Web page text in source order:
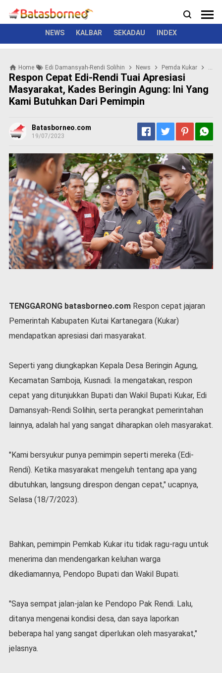
N
e
s
o
l
i
t
k
K
m
i
n
a
l
P
e
m
e
r
a
h
S
e
m
n
i
l
l
h
r
a
p
n
i
e
i
t
C
NEWS KALBAR SEKADAU INDEX
News Kriminal Seremonial
Home Edi Damansyah-Rendi Solihin News Pemda Kukar
Respon Cepat Edi-Rendi Tuai Apresiasi
Masyarakat, Kades Beringin Agung: Ini Yang
Kami Butuhkan Dari Pemimpin
Batasborneo.com
19/07/2023
TENGGARONG batasborneo.com Respon cepat jajaran
Pemerintah Kabupaten Kutai Kartanegara (Kukar)
mendapatkan apresiasi dari masyarakat.
Seperti yang diungkapkan Kepala Desa Beringin Agung,
Kecamatan Samboja, Kusnadi. Ia mengatakan, respon
cepat yang ditunjukkan Bupati dan Wakil Bupati Kukar, Edi
Damansyah-Rendi Solihin, serta perangkat pemerintahan
lainnya, adalah hal yang sangat diharapkan oleh masyarakat.
"Kami bersyukur punya pemimpin seperti mereka (Edi-
Rendi). Ketika masyarakat mengeluh tentang apa yang
dibutuhkan, langsung direspon dengan cepat," ucapnya,
Selasa (18/7/2023).
Bahkan, pemimpin Pemkab Kukar itu tidak ragu-ragu untuk
menerima dan mendengarkan keluhan warga
dikediamannya, Pendopo Bupati dan Wakil Bupati.
"Saya sempat jalan-jalan ke Pendopo Pak Rendi. Lalu,
ditanya mengenai kondisi desa, dan saya laporkan
beberapa hal yang sangat diperlukan oleh masyarakat,"
jelasnya.